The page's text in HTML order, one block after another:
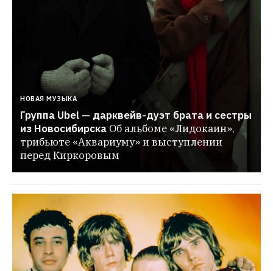
НОВАЯ МУЗЫКА
Группа Ubel — дарквейв-дуэт брата и сестры
из Новосибирска Об альбоме «Лидокаин»,
трибьюте «Аквариуму» и выступлении
перед Киркоровым